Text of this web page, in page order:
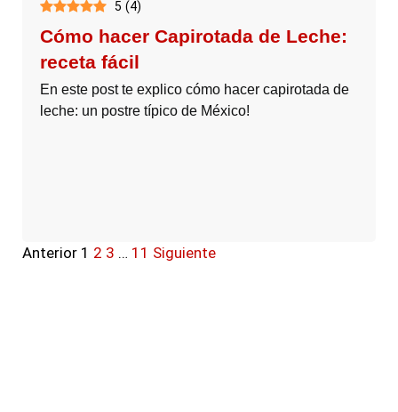
5 (4)
Cómo hacer Capirotada de Leche:
receta fácil
En este post te explico cómo hacer capirotada de
leche: un postre típico de México!
Anterior 1 2 3 … 11 Siguiente